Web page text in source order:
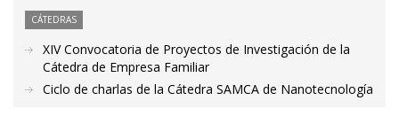
CÁTEDRAS
XIV Convocatoria de Proyectos de Investigación de la
Cátedra de Empresa Familiar
Ciclo de charlas de la Cátedra SAMCA de Nanotecnología